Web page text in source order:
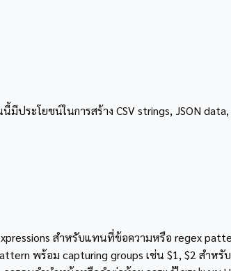
ระโยชน์ในการสร้าง CSV strings, JSON
สำหรับแทนที่ข้อความหรือ regex
พร้อม capturing groups เช่น $1, $2 สำห